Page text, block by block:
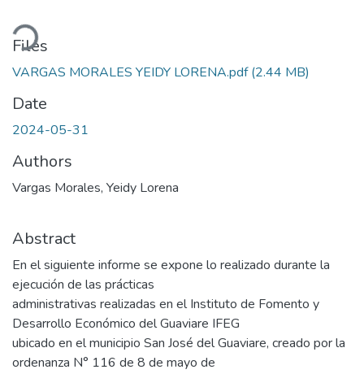
Files
VARGAS MORALES YEIDY LORENA.pdf(2.44 MB)
Date
2024-05-31
Authors
Vargas Morales, Yeidy Lorena
Abstract
En el siguiente informe se expone lo realizado durante la
ejecución de las prácticas
administrativas realizadas en el Instituto de Fomento y
Desarrollo Económico del Guaviare IFEG
ubicado en el municipio San José del Guaviare, creado por la
ordenanza N° 116 de 8 de mayo de